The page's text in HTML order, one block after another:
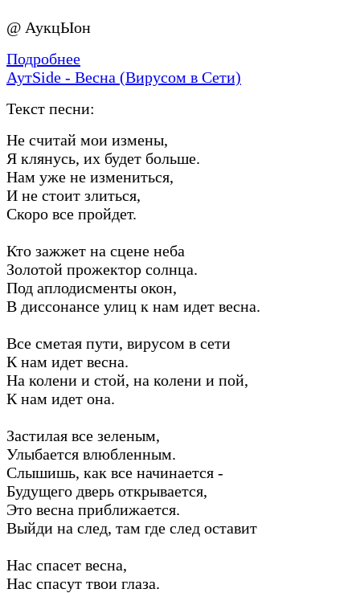
@ АукцЫон
Подробнее
АутSide - Весна (Вирусом в Сети)
Текст песни:
Не считай мои измены,
Я клянусь, их будет больше.
Нам уже не измениться,
И не стоит злиться,
Скоро все пройдет.
Кто зажжет на сцене неба
Золотой прожектор солнца.
Под аплодисменты окон,
В диссонансе улиц к нам идет весна.
Все сметая пути, вирусом в сети
К нам идет весна.
На колени и стой, на колени и пой,
К нам идет она.
Застилая все зеленым,
Улыбается влюбленным.
Слышишь, как все начинается -
Будущего дверь открывается,
Это весна приближается.
Выйди на след, там где след оставит
Нас спасет весна,
Нас спасут твои глаза.